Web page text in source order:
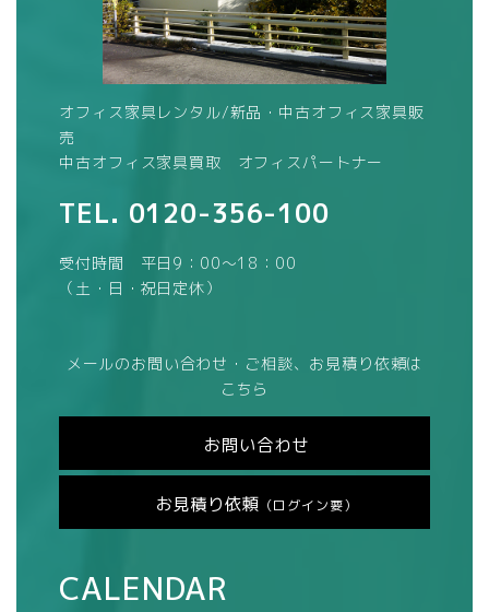
オフィス家具レンタル/新品・中古オフィス家具販
売
中古オフィス家具買取 オフィスパートナー
TEL. 0120-356-100
受付時間 平日9：00～18：00
（土・日・祝日定休）
メールのお問い合わせ・ご相談、お見積り依頼は
こちら
お問い合わせ
お見積り依頼 （ログイン要）
CALENDAR